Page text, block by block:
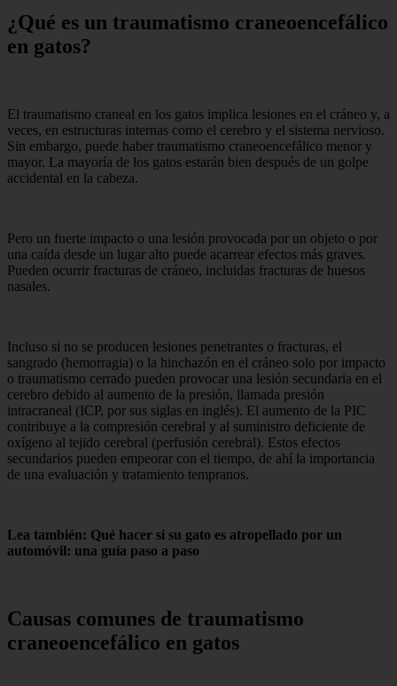
¿Qué es un traumatismo craneoencefálico
en gatos?
El traumatismo craneal en los gatos implica lesiones en el cráneo y, a
veces, en estructuras internas como el cerebro y el sistema nervioso.
Sin embargo, puede haber traumatismo craneoencefálico menor y
mayor. La mayoría de los gatos estarán bien después de un golpe
accidental en la cabeza.
Pero un fuerte impacto o una lesión provocada por un objeto o por
una caída desde un lugar alto puede acarrear efectos más graves.
Pueden ocurrir fracturas de cráneo, incluidas fracturas de huesos
nasales.
Incluso si no se producen lesiones penetrantes o fracturas, el
sangrado (hemorragia) o la hinchazón en el cráneo solo por impacto
o traumatismo cerrado pueden provocar una lesión secundaria en el
cerebro debido al aumento de la presión, llamada presión
intracraneal (ICP, por sus siglas en inglés). El aumento de la PIC
contribuye a la compresión cerebral y al suministro deficiente de
oxígeno al tejido cerebral (perfusión cerebral). Estos efectos
secundarios pueden empeorar con el tiempo, de ahí la importancia
de una evaluación y tratamiento tempranos.
Lea también: Qué hacer si su gato es atropellado por un
automóvil: una guía paso a paso
Causas comunes de traumatismo
craneoencefálico en gatos